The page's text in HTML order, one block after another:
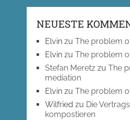
NEUESTE
Elvinzu The problem
Elvinzu The problem
Stefan Meretzzu The
mediation
Elvinzu The problem
Wilfried zu Die
kompostieren